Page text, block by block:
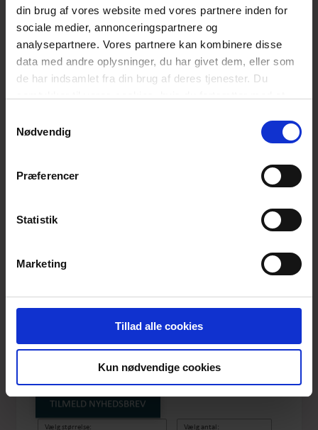
din brug af vores website med vores partnere inden for
sociale medier, annonceringspartnere og
analysepartnere. Vores partnere kan kombinere disse
data med andre oplysninger, du har givet dem, eller som
de har indsamlet fra din brug af deres tjenester. Du
Nødvendig
Præferencer
Statistik
Marketing
Tillad alle cookies
Kun nødvendige cookies
BLUE DAISIES
DUALBERTA
Produktnummer: SS26-summer-005C
DKK 699,-
PrisDKK 349,-
Vælg størrelse: Vælg antal:
TILMELD NYHEDSBREV